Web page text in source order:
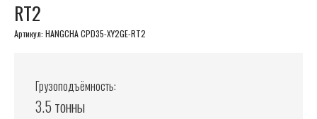
RT2
Артикул: HANGCHA CPD35-XY2GE-RT2
Грузоподъёмность:
3.5 тонны